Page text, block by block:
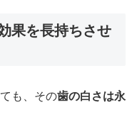
果を長持ちさせ
も、その歯の白さは永